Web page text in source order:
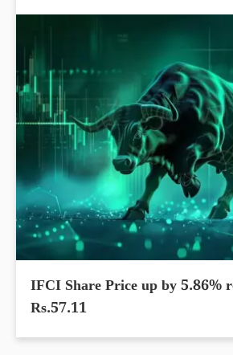
IFCI Share Price up by 5.86%
Rs.57.11